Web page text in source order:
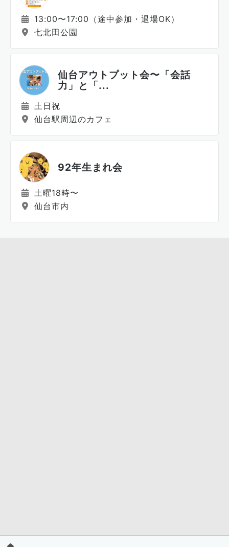
13:00〜17:00（途中参加・退場OK）
七北田公園
仙台アウトプット会〜「会話
力」と「...
土日祝
仙台駅周辺のカフェ
92年生まれ会
土曜18時〜
仙台市内